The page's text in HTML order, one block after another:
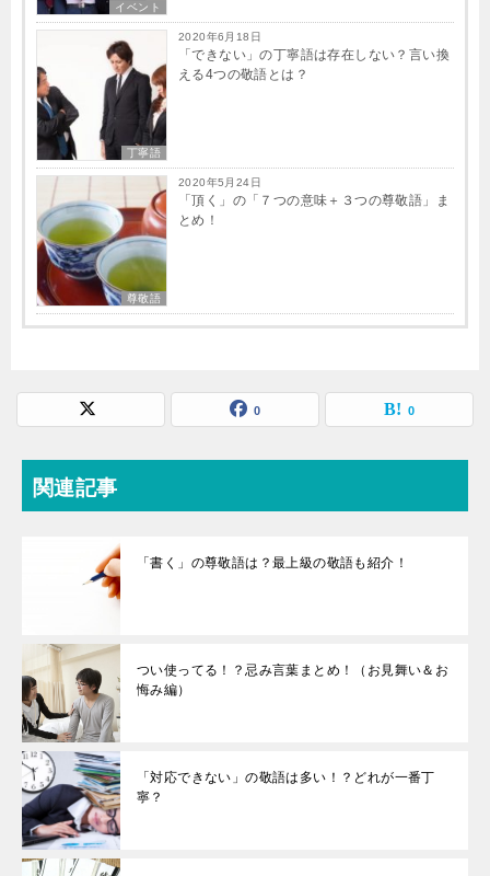
イベント
丁寧語
2020年6月18日
「できない」の丁寧語は存在しない？言い換
える4つの敬語とは？
尊敬語
2020年5月24日
「頂く」の「７つの意味＋３つの尊敬語」ま
とめ！
0 0
関連記事
「書く」の尊敬語は？最上級の敬語も紹介！
つい使ってる！？忌み言葉まとめ！（お見舞い＆お
悔み編）
「対応できない」の敬語は多い！？どれが一番丁
寧？